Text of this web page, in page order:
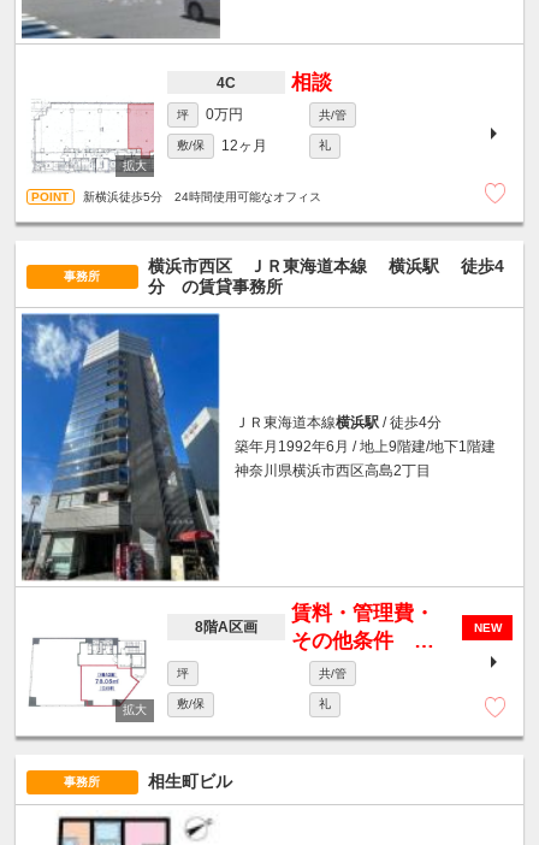
4C 相談
坪 0万円 共/管
敷/保 12ヶ月 礼
新横浜徒歩5分 24時間使用可能なオフィス
事務所
横浜市西区 ＪＲ東海道本線 横浜駅
徒歩4
分 の賃貸事務所
ＪＲ東海道本線横浜駅 / 徒歩4分
築年月1992年6月 / 地上9階建/地下1階建
神奈川県横浜市西区高島2丁目
NEW
8階A区画
賃料・管理費・
その他条件 要
相談
坪 共/管
敷/保 礼
事務所 相生町ビル